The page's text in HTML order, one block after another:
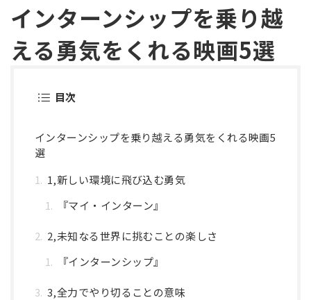
インターンシップを乗り越
える勇気をくれる映画5選
目次
インターンシップを乗り越える勇気をくれる映画5
選
1,新しい環境に飛び込む勇気
『マイ・インターン』
2,未知なる世界に挑むことの楽しさ
『インターンシップ』
3,全力でやり切ることの意味